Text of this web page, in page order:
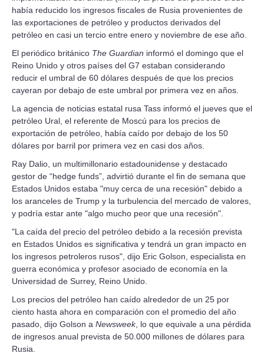
había reducido los ingresos fiscales de Rusia provenientes de
las exportaciones de petróleo y productos derivados del
petróleo en casi un tercio entre enero y noviembre de ese año.
El periódico británico The Guardian informó el domingo que el
Reino Unido y otros países del G7 estaban considerando
reducir el umbral de 60 dólares después de que los precios
cayeran por debajo de este umbral por primera vez en años.
La agencia de noticias estatal rusa Tass informó el jueves que el
petróleo Ural, el referente de Moscú para los precios de
exportación de petróleo, había caído por debajo de los 50
dólares por barril por primera vez en casi dos años.
Ray Dalio, un multimillonario estadounidense y destacado
gestor de “hedge funds”, advirtió durante el fin de semana que
Estados Unidos estaba "muy cerca de una recesión" debido a
los aranceles de Trump y la turbulencia del mercado de valores,
y podría estar ante "algo mucho peor que una recesión".
"La caída del precio del petróleo debido a la recesión prevista
en Estados Unidos es significativa y tendrá un gran impacto en
los ingresos petroleros rusos", dijo Eric Golson, especialista en
guerra económica y profesor asociado de economía en la
Universidad de Surrey, Reino Unido.
Los precios del petróleo han caído alrededor de un 25 por
ciento hasta ahora en comparación con el promedio del año
pasado, dijo Golson a Newsweek, lo que equivale a una pérdida
de ingresos anual prevista de 50.000 millones de dólares para
Rusia.